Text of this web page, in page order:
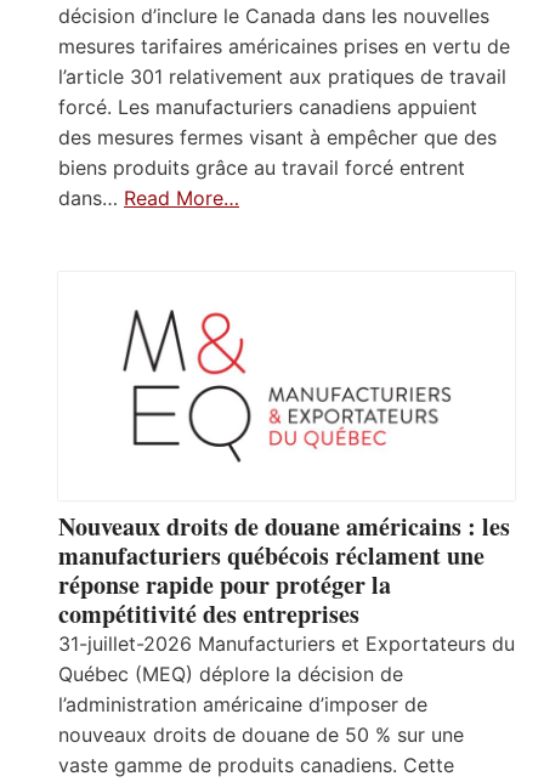
décision d’inclure le Canada dans les nouvelles
mesures tarifaires américaines prises en vertu de
l’article 301 relativement aux pratiques de travail
forcé. Les manufacturiers canadiens appuient
des mesures fermes visant à empêcher que des
biens produits grâce au travail forcé entrent
dans… Read More…
Nouveaux droits de douane américains : les
manufacturiers québécois réclament une
réponse rapide pour protéger la
compétitivité des entreprises
31-juillet-2026 Manufacturiers et Exportateurs du
Québec (MEQ) déplore la décision de
l’administration américaine d’imposer de
nouveaux droits de douane de 50 % sur une
vaste gamme de produits canadiens. Cette